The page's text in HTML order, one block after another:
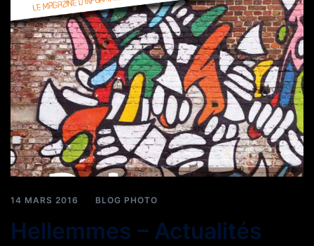
14 MARS 2016 BLOG PHOTO
Hellemmes – Actualités